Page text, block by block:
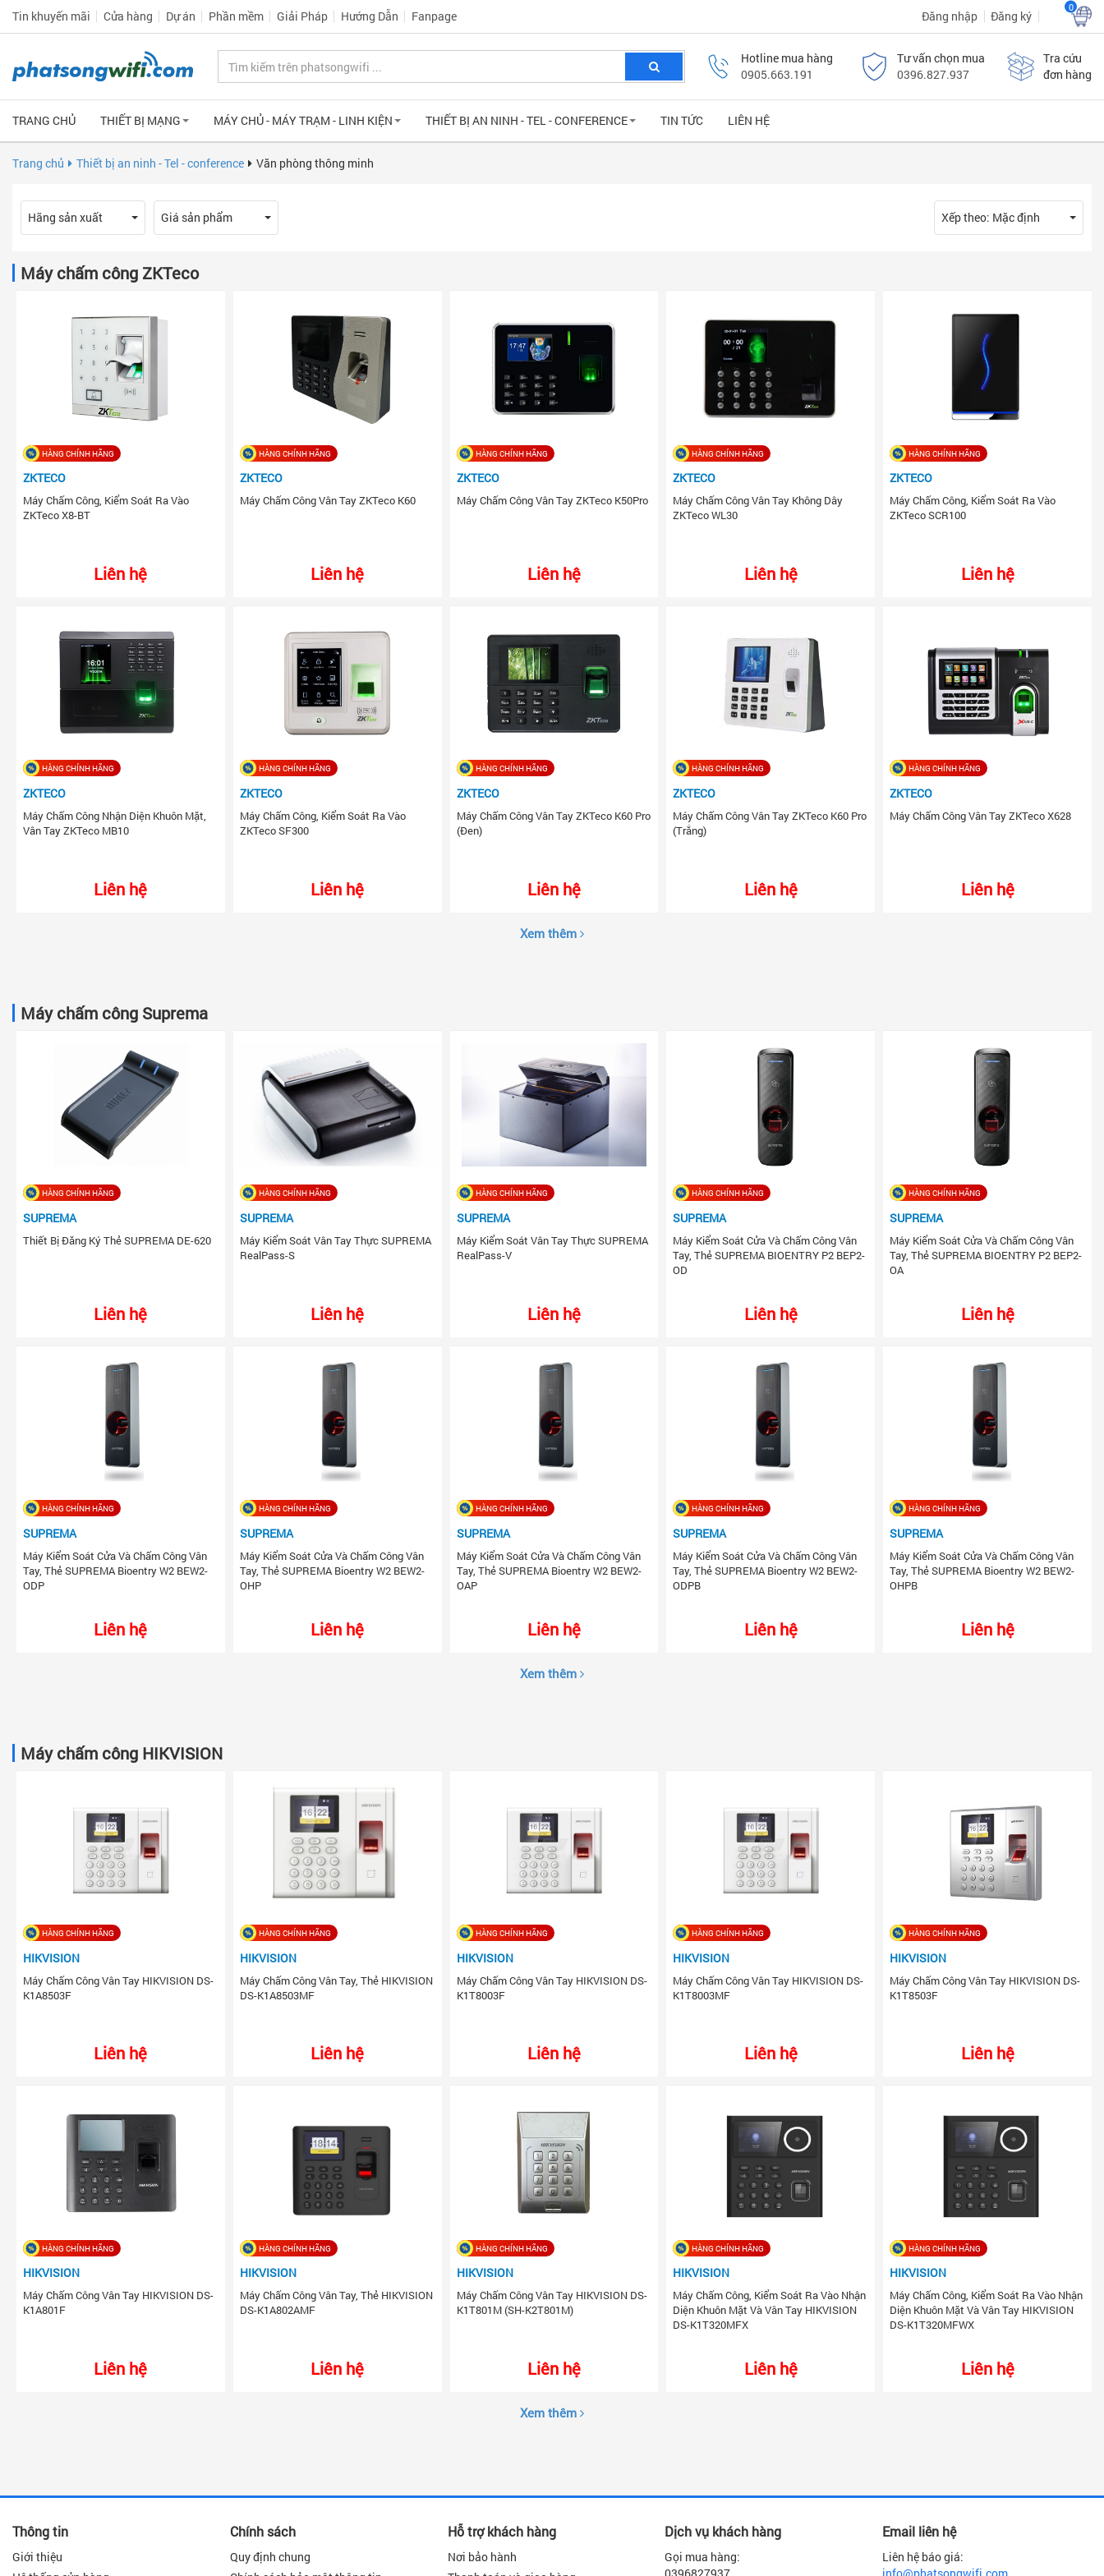
Tin khuyến mãi Cửa hàng Dự án Phần mềm Giải Pháp Hướng Dẫn Fanpage
0
Đăng ký
Đăng nhập
Hotline mua hàng
0905.663.191
Tư vấn chọn mua
0396.827.937
Tra cứu
đơn hàng
TRANG CHỦ THIẾT BỊ MẠNG MÁY CHỦ - MÁY TRẠM - LINH KIỆN THIẾT BỊ AN NINH - TEL - CONFERENCE TIN TỨC LIÊN HỆ
Trang chủ Thiết bị an ninh - Tel - conference Văn phòng thông minh
Hãng sản xuất Giá sản phẩm Xếp theo: Mặc định
Máy chấm công ZKTeco
HÀNG CHÍNH HÃNG
ZKTECO
Máy Chấm Công, Kiểm Soát Ra Vào
ZKTeco X8-BT
Liên hệ
HÀNG CHÍNH HÃNG
ZKTECO
Máy Chấm Công Vân Tay ZKTeco K60
Liên hệ
HÀNG CHÍNH HÃNG
ZKTECO
Máy Chấm Công Vân Tay ZKTeco K50Pro
Liên hệ
HÀNG CHÍNH HÃNG
ZKTECO
Máy Chấm Công Vân Tay Không Dây
ZKTeco WL30
Liên hệ
HÀNG CHÍNH HÃNG
ZKTECO
Máy Chấm Công, Kiểm Soát Ra Vào
ZKTeco SCR100
Liên hệ
HÀNG CHÍNH HÃNG
ZKTECO
Máy Chấm Công Nhận Diện Khuôn Mặt,
Vân Tay ZKTeco MB10
Liên hệ
HÀNG CHÍNH HÃNG
ZKTECO
Máy Chấm Công, Kiểm Soát Ra Vào
ZKTeco SF300
Liên hệ
HÀNG CHÍNH HÃNG
ZKTECO
Máy Chấm Công Vân Tay ZKTeco K60 Pro
(Đen)
Liên hệ
HÀNG CHÍNH HÃNG
ZKTECO
Máy Chấm Công Vân Tay ZKTeco K60 Pro
(Trắng)
Liên hệ
HÀNG CHÍNH HÃNG
ZKTECO
Máy Chấm Công Vân Tay ZKTeco X628
Liên hệ
Xem thêm
Máy chấm công Suprema
HÀNG CHÍNH HÃNG
SUPREMA
Thiết Bị Đăng Ký Thẻ SUPREMA DE-620
Liên hệ
HÀNG CHÍNH HÃNG
SUPREMA
Máy Kiểm Soát Vân Tay Thực SUPREMA
RealPass-S
Liên hệ
HÀNG CHÍNH HÃNG
SUPREMA
Máy Kiểm Soát Vân Tay Thực SUPREMA
RealPass-V
Liên hệ
HÀNG CHÍNH HÃNG
SUPREMA
Máy Kiểm Soát Cửa Và Chấm Công Vân
Tay, Thẻ SUPREMA BIOENTRY P2 BEP2-
OD
Liên hệ
HÀNG CHÍNH HÃNG
SUPREMA
Máy Kiểm Soát Cửa Và Chấm Công Vân
Tay, Thẻ SUPREMA BIOENTRY P2 BEP2-
OA
Liên hệ
HÀNG CHÍNH HÃNG
SUPREMA
Máy Kiểm Soát Cửa Và Chấm Công Vân
Tay, Thẻ SUPREMA Bioentry W2 BEW2-
ODP
Liên hệ
HÀNG CHÍNH HÃNG
SUPREMA
Máy Kiểm Soát Cửa Và Chấm Công Vân
Tay, Thẻ SUPREMA Bioentry W2 BEW2-
OHP
Liên hệ
HÀNG CHÍNH HÃNG
SUPREMA
Máy Kiểm Soát Cửa Và Chấm Công Vân
Tay, Thẻ SUPREMA Bioentry W2 BEW2-
OAP
Liên hệ
HÀNG CHÍNH HÃNG
SUPREMA
Máy Kiểm Soát Cửa Và Chấm Công Vân
Tay, Thẻ SUPREMA Bioentry W2 BEW2-
ODPB
Liên hệ
HÀNG CHÍNH HÃNG
SUPREMA
Máy Kiểm Soát Cửa Và Chấm Công Vân
Tay, Thẻ SUPREMA Bioentry W2 BEW2-
OHPB
Liên hệ
Xem thêm
Máy chấm công HIKVISION
HÀNG CHÍNH HÃNG
HIKVISION
Máy Chấm Công Vân Tay HIKVISION DS-
K1A8503F
Liên hệ
HÀNG CHÍNH HÃNG
HIKVISION
Máy Chấm Công Vân Tay, Thẻ HIKVISION
DS-K1A8503MF
Liên hệ
HÀNG CHÍNH HÃNG
HIKVISION
Máy Chấm Công Vân Tay HIKVISION DS-
K1T8003F
Liên hệ
HÀNG CHÍNH HÃNG
HIKVISION
Máy Chấm Công Vân Tay HIKVISION DS-
K1T8003MF
Liên hệ
HÀNG CHÍNH HÃNG
HIKVISION
Máy Chấm Công Vân Tay HIKVISION DS-
K1T8503F
Liên hệ
HÀNG CHÍNH HÃNG
HIKVISION
Máy Chấm Công Vân Tay HIKVISION DS-
K1A801F
Liên hệ
HÀNG CHÍNH HÃNG
HIKVISION
Máy Chấm Công Vân Tay, Thẻ HIKVISION
DS-K1A802AMF
Liên hệ
HÀNG CHÍNH HÃNG
HIKVISION
Máy Chấm Công Vân Tay HIKVISION DS-
K1T801M (SH-K2T801M)
Liên hệ
HÀNG CHÍNH HÃNG
HIKVISION
Máy Chấm Công, Kiểm Soát Ra Vào Nhận
Diện Khuôn Mặt Và Vân Tay HIKVISION
DS-K1T320MFX
Liên hệ
HÀNG CHÍNH HÃNG
HIKVISION
Máy Chấm Công, Kiểm Soát Ra Vào Nhận
Diện Khuôn Mặt Và Vân Tay HIKVISION
DS-K1T320MFWX
Liên hệ
Xem thêm
Thông tin
Giới thiệu
Chính sách
Quy định chung
Hỗ trợ khách hàng
Nơi bảo hành
Dịch vụ khách hàng
Gọi mua hàng:
Email liên hệ
Liên hệ báo giá: